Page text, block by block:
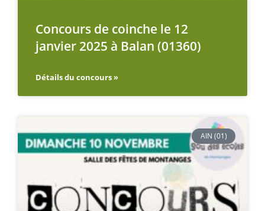
Concours de coinche le 12
janvier 2025 à Balan (01360)
Détails du concours »
AIN (01)